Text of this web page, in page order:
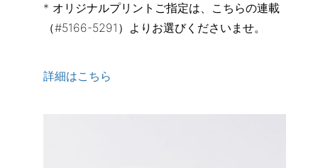
* オリジナルプリントご指定は、こちらの連載
（#5166-5291）よりお選びくださいませ。
詳細はこちら